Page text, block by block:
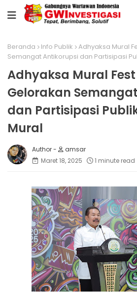
Beranda Info Publik
Adhyaksa Mural
Semangat Antikorupsi dan Partisipasi
Adhyaksa Mural Fest
Gelorakan
dan Partisipasi
Mural
amsar
Maret 18, 2025
1 minute read